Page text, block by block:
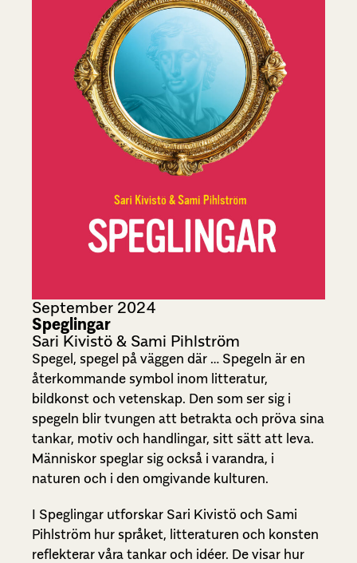
September 2024
Speglingar
Sari Kivistö & Sami Pihlström
Spegel, spegel på väggen där … Spegeln är en
återkommande symbol inom litteratur,
bildkonst och vetenskap. Den som ser sig i
spegeln blir tvungen att betrakta och pröva sina
tankar, motiv och handlingar, sitt sätt att leva.
Människor speglar sig också i varandra, i
naturen och i den omgivande kulturen.
I Speglingar utforskar Sari Kivistö och Sami
Pihlström hur språket, litteraturen och konsten
reflekterar våra tankar och idéer. De visar hur